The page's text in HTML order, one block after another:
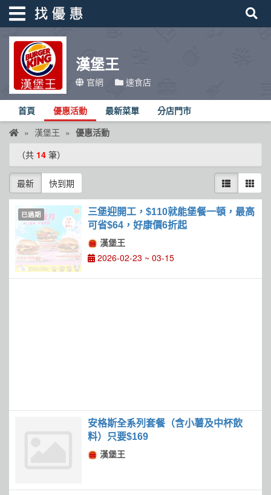
漢堡王
官網 速食店
首頁 優惠活動 最新菜單 分店門市
漢堡王
優惠活動
（共 14 筆）
最新 快到期
已過期
三堡迎開工，$110就能堡餐一頓，最高
可省$64，好康價6折起
漢堡王
2026-02-23 ~ 03-15
安格斯全系列套餐（含小薯及中杯飲
料）只要$169
漢堡王
找優惠
首頁
優惠活動
折價卷
線上DM
找菜單
品牌總覽